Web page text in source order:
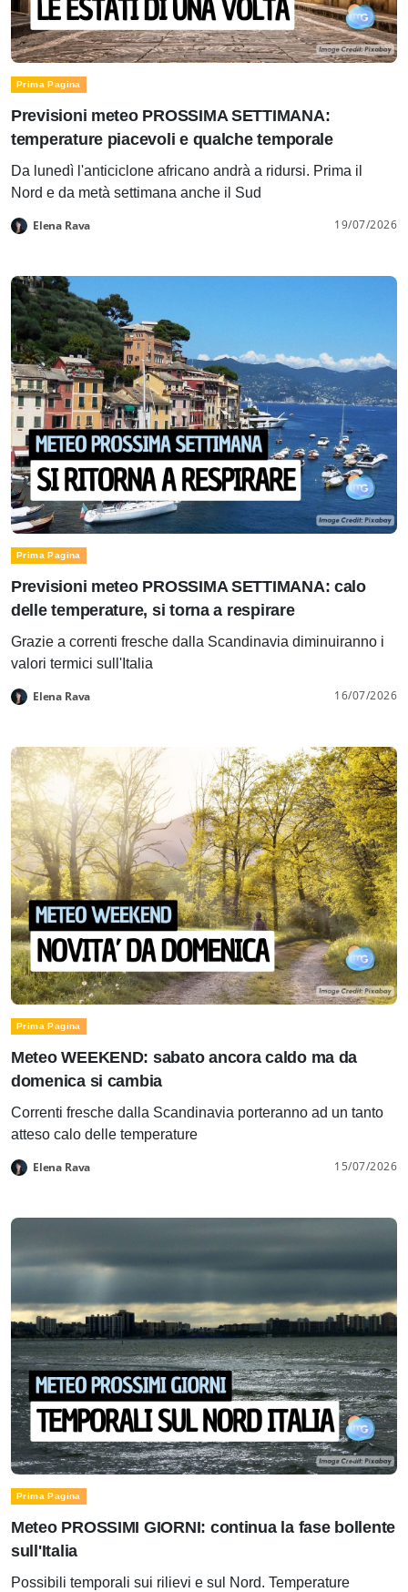
Prima Pagina
Previsioni meteo PROSSIMA SETTIMANA:
temperature piacevoli e qualche temporale
Da lunedì l'anticiclone africano andrà a ridursi. Prima il
Nord e da metà settimana anche il Sud
Elena Rava 19/07/2026
Prima Pagina
Previsioni meteo PROSSIMA SETTIMANA: calo
delle temperature, si torna a respirare
Grazie a correnti fresche dalla Scandinavia diminuiranno i
valori termici sull'Italia
Elena Rava 16/07/2026
Prima Pagina
Meteo WEEKEND: sabato ancora caldo ma da
domenica si cambia
Correnti fresche dalla Scandinavia porteranno ad un tanto
atteso calo delle temperature
Elena Rava 15/07/2026
Prima Pagina
Meteo PROSSIMI GIORNI: continua la fase bollente
sull'Italia
Possibili temporali sui rilievi e sul Nord. Temperature